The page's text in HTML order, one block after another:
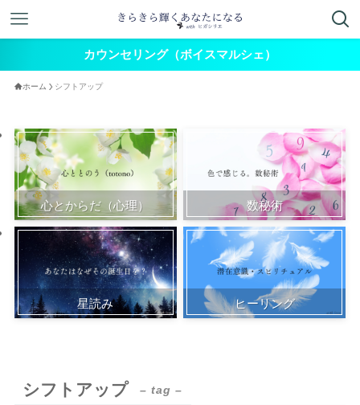
カウンセリング（ボイスマルシェ）
ホーム シフトアップ
心とからだ（心理） 数秘術
星読み ヒーリング
シフトアップ – tag –